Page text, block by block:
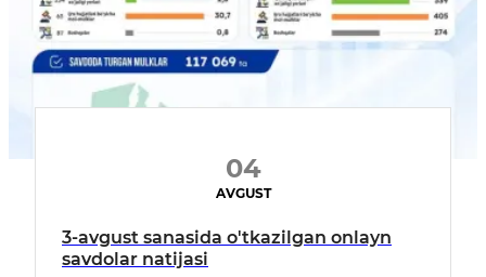
04
AVGUST
3-avgust sanasida o'tkazilgan onlayn
savdolar natijasi